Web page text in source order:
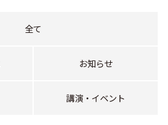
全て
お知らせ
講演・イベント